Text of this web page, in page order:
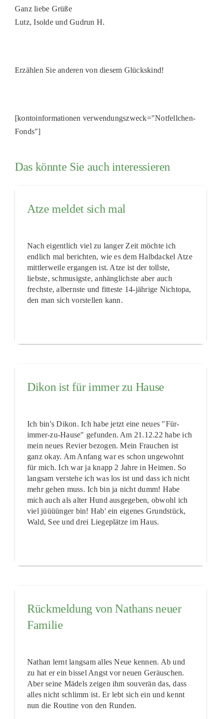
Ganz liebe Grüße
Lutz, Isolde und Gudrun H.
Erzählen Sie anderen von diesem Glückskind!
[kontoinformationen verwendungszweck="Notfellchen-
Fonds"]
Das könnte Sie auch interessieren
Atze meldet sich mal
Nach eigentlich viel zu langer Zeit möchte ich
endlich mal berichten, wie es dem Halbdackel Atze
mittlerweile ergangen ist. Atze ist der tollste,
liebste, schmusigste, anhänglichste aber auch
frechste, albernste und fitteste 14-jährige Nichtopa,
den man sich vorstellen kann.
Dikon ist für immer zu Hause
Ich bin's Dikon. Ich habe jetzt eine neues "Für-
immer-zu-Hause" gefunden. Am 21.12.22 habe ich
mein neues Revier bezogen. Mein Frauchen ist
ganz okay. Am Anfang war es schon ungewohnt
für mich. Ich war ja knapp 2 Jahre in Heimen. So
langsam verstehe ich was los ist und dass ich nicht
mehr gehen muss. Ich bin ja nicht dumm! Habe
mich auch als alter Hund ausgegeben, obwohl ich
viel jüüüünger bin! Hab' ein eigenes Grundstück,
Wald, See und drei Liegeplätze im Haus.
Rückmeldung von Nathans neuer
Familie
Nathan lernt langsam alles Neue kennen. Ab und
zu hat er ein bissel Angst vor neuen Geräuschen.
Aber seine Mädels zeigen ihm souverän das, dass
alles nicht schlimm ist. Er lebt sich ein und kennt
nun die Routine von den Runden.